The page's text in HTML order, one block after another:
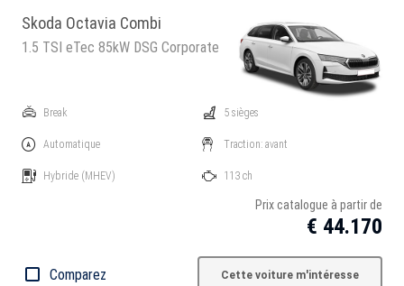
Skoda Octavia Combi
1.5 TSI eTec 85kW DSG Corporate
Break
Automatique
Hybride (MHEV)
5 sièges
Traction: avant
113 ch
Prix catalogue à partir de
€ 44.170
Comparez Cette voiture m'intéresse